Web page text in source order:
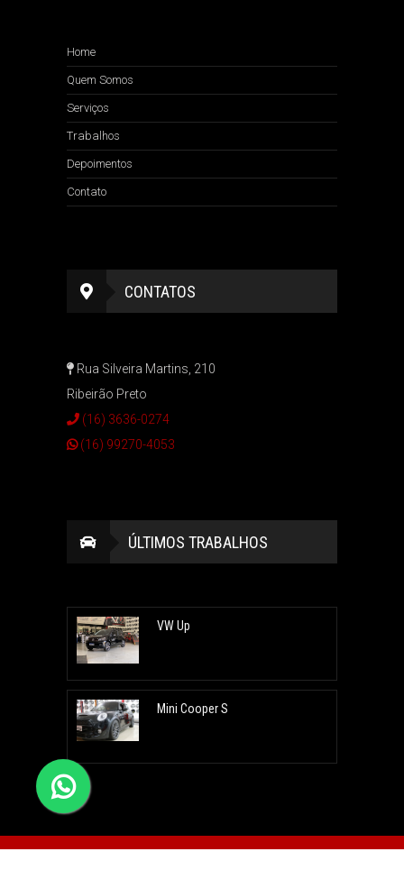
Home
Quem Somos
Serviços
Trabalhos
Depoimentos
Contato
CONTATOS
Rua Silveira Martins, 210
Ribeirão Preto
(16) 3636-0274
(16) 99270-4053
ÚLTIMOS TRABALHOS
VW Up
Mini Cooper S